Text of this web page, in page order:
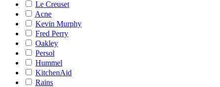
Le Creuset
Acne
Kevin Murphy
Fred Perry
Oakley
Persol
Hummel
KitchenAid
Rains